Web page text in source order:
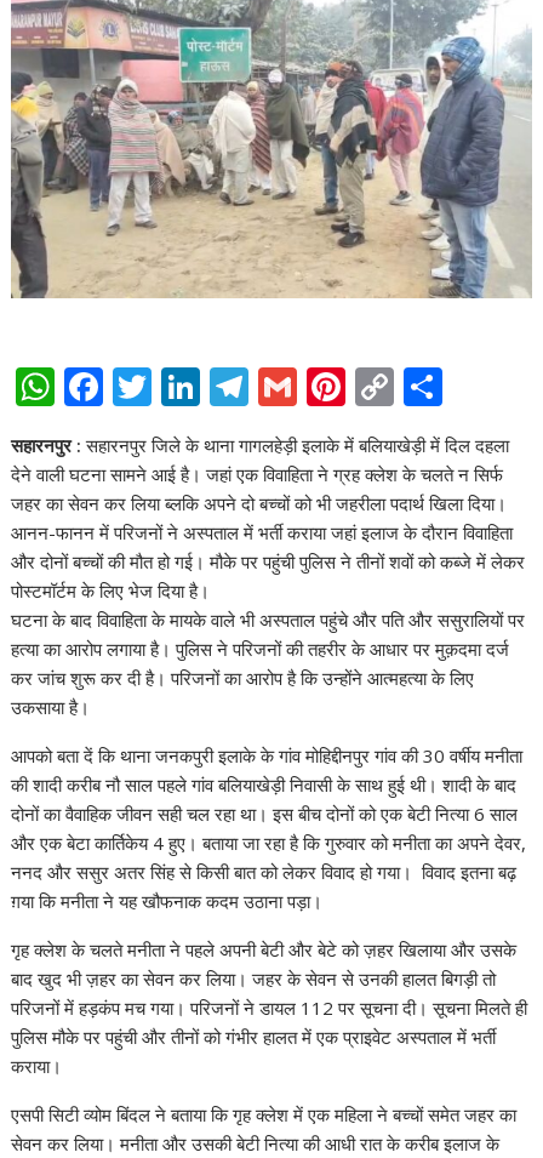
W
at
s
A
p
p
F
e
b
o
o
k
T
w
itt
er
Li
k
e
dI
n
T
el
e
gr
a
m
G
m
ai
l
Pi
nt
er
e
st
C
o
p
y
Li
n
k
h
ar
e
सहारनपुर : सहारनपुर जिले के थाना गागलहेड़ी इलाके में बलियाखेड़ी में दिल दहला
देने वाली घटना सामने आई है। जहां एक विवाहिता ने ग्रह क्लेश के चलते न सिर्फ
जहर का सेवन कर लिया ब्लकि अपने दो बच्चों को भी जहरीला पदार्थ खिला दिया।
आनन-फानन में परिजनों ने अस्पताल में भर्ती कराया जहां इलाज के दौरान विवाहिता
और दोनों बच्चों की मौत हो गई। मौके पर पहुंची पुलिस ने तीनों शवों को कब्जे में लेकर
पोस्टमॉर्टम के लिए भेज दिया है।
घटना के बाद विवाहिता के मायके वाले भी अस्पताल पहुंचे और पति और ससुरालियों पर
हत्या का आरोप लगाया है। पुलिस ने परिजनों की तहरीर के आधार पर मुक़दमा दर्ज
कर जांच शुरू कर दी है। परिजनों का आरोप है कि उन्होंने आत्महत्या के लिए
उकसाया है।
आपको बता दें कि थाना जनकपुरी इलाके के गांव मोहिद्दीनपुर गांव की 30 वर्षीय मनीता
की शादी करीब नौ साल पहले गांव बलियाखेड़ी निवासी के साथ हुई थी। शादी के बाद
दोनों का वैवाहिक जीवन सही चल रहा था। इस बीच दोनों को एक बेटी नित्या 6 साल
और एक बेटा कार्तिकेय 4 हुए। बताया जा रहा है कि गुरुवार को मनीता का अपने देवर,
ननद और ससुर अतर सिंह से किसी बात को लेकर विवाद हो गया। विवाद इतना बढ़
ग़या कि मनीता ने यह खौफनाक कदम उठाना पड़ा।
गृह क्लेश के चलते मनीता ने पहले अपनी बेटी और बेटे को ज़हर खिलाया और उसके
बाद खुद भी ज़हर का सेवन कर लिया। जहर के सेवन से उनकी हालत बिगड़ी तो
परिजनों में हड़कंप मच गया। परिजनों ने डायल 112 पर सूचना दी। सूचना मिलते ही
पुलिस मौके पर पहुंची और तीनों को गंभीर हालत में एक प्राइवेट अस्पताल में भर्ती
कराया।
एसपी सिटी व्योम बिंदल ने बताया कि गृह क्लेश में एक महिला ने बच्चों समेत जहर का
सेवन कर लिया। मनीता और उसकी बेटी नित्या की आधी रात के करीब इलाज के